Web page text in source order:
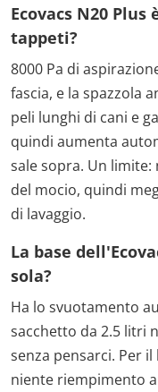
Ecovacs N20
tappeti?
8000 Pa di
fascia, e la spazzola
peli lunghi di cani e
quindi aumenta
sale sopra. Un
del mocio, quindi
di lavaggio.
La base
sola?
Ha lo svuotamento
sacchetto da 2.5 litri
senza pensarci. Per
niente riempimento